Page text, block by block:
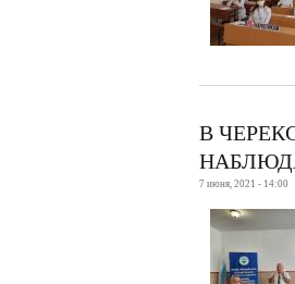
В
7 июня, 2021 - 14:00